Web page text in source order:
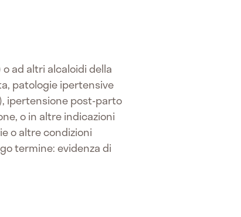
ad altri alcaloidi della
patologie ipertensive
ipertensione post-parto
o in altre indicazioni
o altre condizioni
termine: evidenza di